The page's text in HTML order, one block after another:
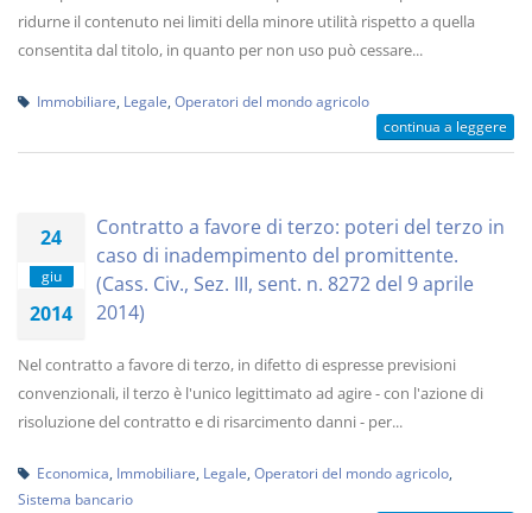
ridurne il contenuto nei limiti della minore utilità rispetto a quella
consentita dal titolo, in quanto per non uso può cessare...
Immobiliare Legale Operatori del mondo agricolo
continua a leggere
24
giu
2014
Contratto a favore di terzo: poteri del terzo in
caso di inadempimento del promittente.
(Cass. Civ., Sez. III, sent. n. 8272 del 9 aprile
2014)
Nel contratto a favore di terzo, in difetto di espresse previsioni
convenzionali, il terzo è l'unico legittimato ad agire - con l'azione di
risoluzione del contratto e di risarcimento danni - per...
Economica Immobiliare Legale Operatori del mondo agricolo
Sistema bancario